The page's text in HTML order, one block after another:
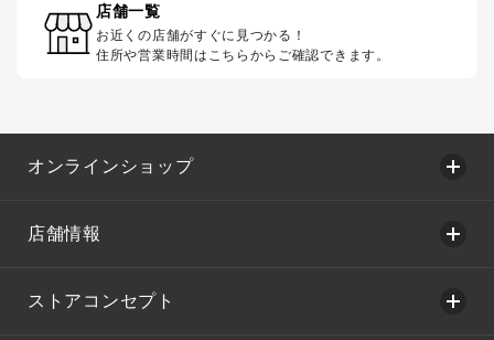
店舗一覧
お近くの店舗がすぐに見つかる！
住所や営業時間はこちらからご確認できます。
オンラインショップ
店舗情報
ストアコンセプト